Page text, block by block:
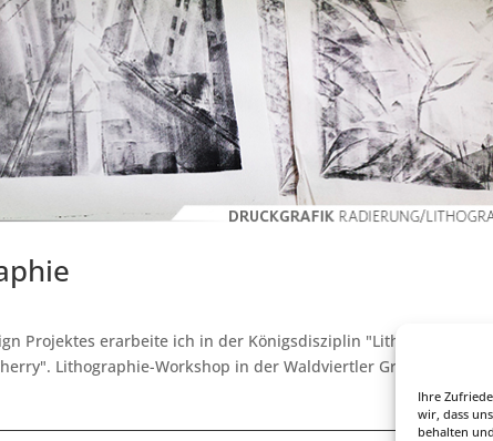
Ihre
wir, dass
behalten
Projektes erarbeite ich in der Königsdisziplin "Lithographie"
Lithographie-Workshop in der Waldviertler
mehr